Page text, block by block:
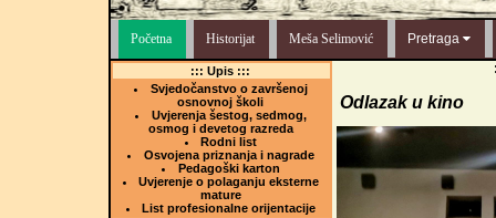
Početna Historijat Meša Selimović Pretraga
::: Upis :::
Svjedočanstvo o završenoj
osnovnoj školi
Uvjerenja šestog, sedmog,
osmog i devetog razreda
Rodni list
Osvojena priznanja i nagrade
Pedagoški karton
Uvjerenje o polaganju eksterne
mature
List profesionalne orijentacije
Odlazak u kino